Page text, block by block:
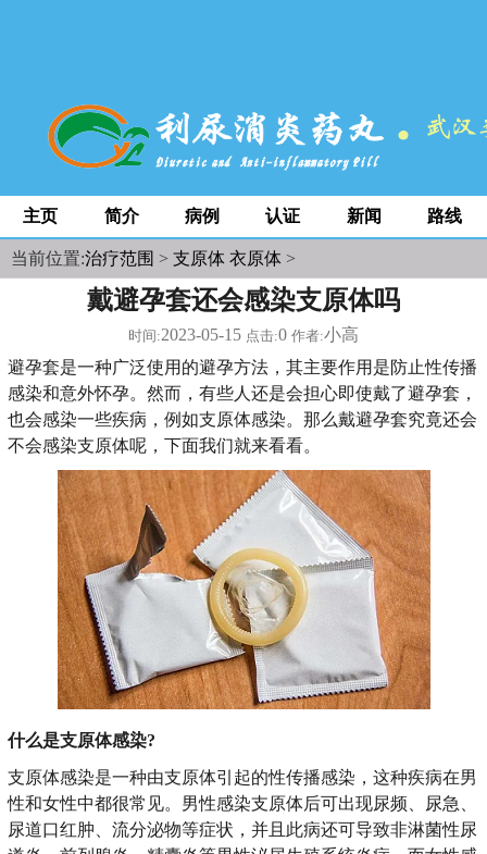
主页 简介 病例 认证 新闻 路线
当前位置:治疗范围 > 支原体 衣原体 >
戴避孕套还会感染支原体吗
时间:2023-05-15 点击:0 作者:小高
避孕套是一种广泛使用的避孕方法，其主要作用是防止性传播
感染和意外怀孕。然而，有些人还是会担心即使戴了避孕套，
也会感染一些疾病，例如支原体感染。那么戴避孕套究竟还会
不会感染支原体呢，下面我们就来看看。
什么是支原体感染?
支原体感染是一种由支原体引起的性传播感染，这种疾病在男
性和女性中都很常见。男性感染支原体后可出现尿频、尿急、
尿道口红肿、流分泌物等症状，并且此病还可导致非淋菌性尿